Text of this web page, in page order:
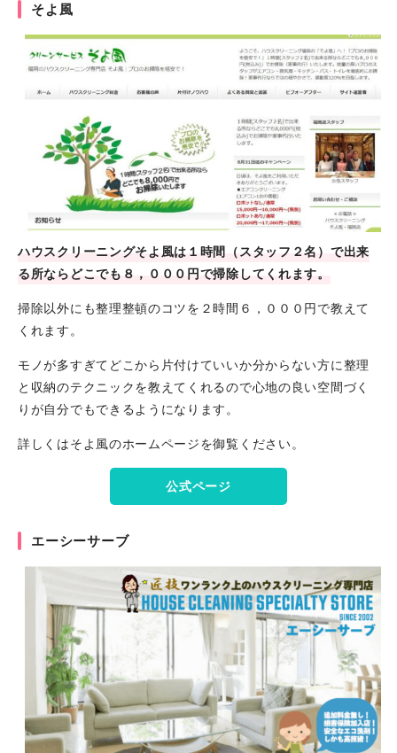
そよ風
ハウスクリーニングそよ風は１時間（スタッフ２名）で出来
る所ならどこでも８，０００円で掃除してくれます。
掃除以外にも整理整頓のコツを２時間６，０００円で教えて
くれます。
モノが多すぎてどこから片付けていいか分からない方に整理
と収納のテクニックを教えてくれるので心地の良い空間づく
りが自分でもできるようになります。
詳しくはそよ風のホームページを御覧ください。
公式ページ
エーシーサーブ